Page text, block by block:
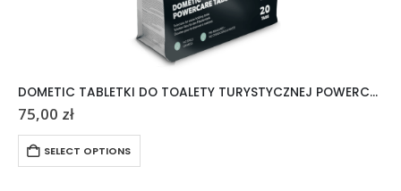
DOMETIC TABLETKI DO TOALETY TURYSTYCZNEJ POWERCARE TABS 20 SZTUK
75,00 zł
SELECT OPTIONS